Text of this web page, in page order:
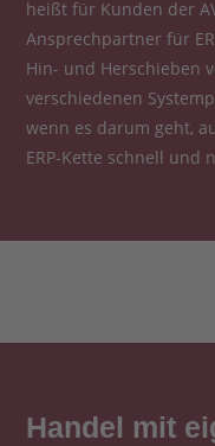
heißt für Kunden der
Ansprechpartner für
Hin- und Herschieben
verschiedenen
wenn es darum geht,
ERP-Kette schnell und
Handel mit